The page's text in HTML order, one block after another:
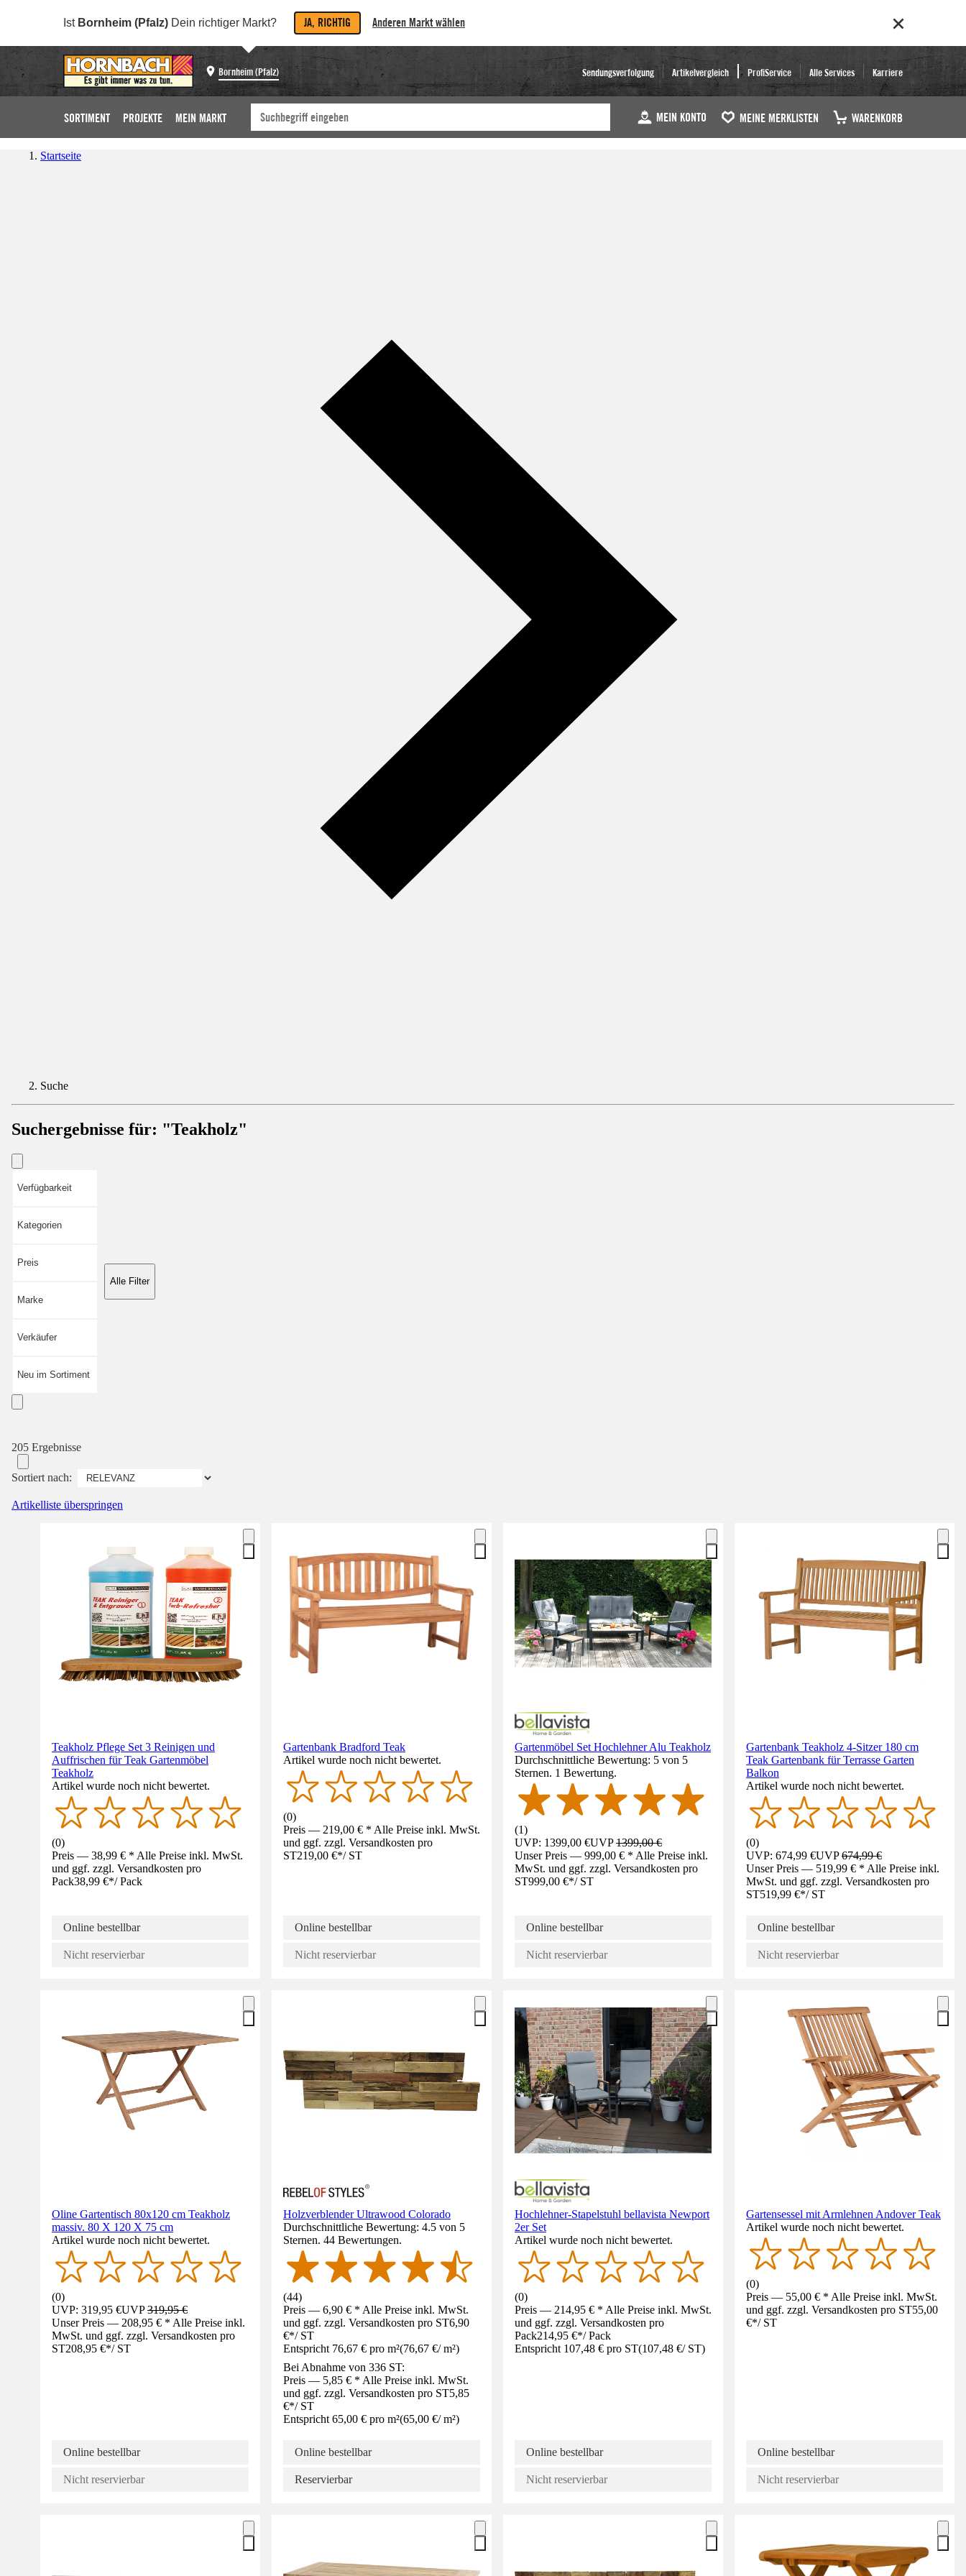
Ist Bornheim (Pfalz) Dein richtiger Markt? JA, RICHTIG Anderen Markt wählen
Bornheim (Pfalz) Sendungsverfolgung Artikelvergleich ProfiService Alle Services Karriere
SORTIMENT PROJEKTE MEIN MARKT MEIN KONTO MEINE MERKLISTEN WARENKORB
Startseite
Suche
Suchergebnisse für: "Teakholz"
Verfügbarkeit
Kategorien
Preis
Marke
Verkäufer
Neu im Sortiment
Alle Filter
205 Ergebnisse
Sortiert nach:
Artikelliste überspringen
Teakholz Pflege Set 3 Reinigen und
Auffrischen für Teak Gartenmöbel
Teakholz
Artikel wurde noch nicht bewertet.
(0)
Preis — 38,99 € * Alle Preise inkl. MwSt.
und ggf. zzgl. Versandkosten pro
Pack38,99 €*/ Pack
Online bestellbar
Nicht reservierbar
Gartenbank Bradford Teak
Artikel wurde noch nicht bewertet.
(0)
Preis — 219,00 € * Alle Preise inkl. MwSt.
und ggf. zzgl. Versandkosten pro
ST219,00 €*/ ST
Online bestellbar
Nicht reservierbar
Gartenmöbel Set Hochlehner Alu Teakholz
Durchschnittliche Bewertung: 5 von 5
Sternen. 1 Bewertung.
(1)
UVP: 1399,00 €UVP1399,00 €
Unser Preis — 999,00 € * Alle Preise inkl.
MwSt. und ggf. zzgl. Versandkosten pro
ST999,00 €*/ ST
Online bestellbar
Nicht reservierbar
Gartenbank Teakholz 4-Sitzer 180 cm
Teak Gartenbank für Terrasse Garten
Balkon
Artikel wurde noch nicht bewertet.
(0)
UVP: 674,99 €UVP674,99 €
Unser Preis — 519,99 € * Alle Preise inkl.
MwSt. und ggf. zzgl. Versandkosten pro
ST519,99 €*/ ST
Online bestellbar
Nicht reservierbar
Oline Gartentisch 80x120 cm Teakholz
massiv. 80 X 120 X 75 cm
Artikel wurde noch nicht bewertet.
(0)
UVP: 319,95 €UVP319,95 €
Unser Preis — 208,95 € * Alle Preise inkl.
MwSt. und ggf. zzgl. Versandkosten pro
ST208,95 €*/ ST
Online bestellbar
Nicht reservierbar
Holzverblender Ultrawood Colorado
Durchschnittliche Bewertung: 4.5 von 5
Sternen. 44 Bewertungen.
(44)
Preis — 6,90 € * Alle Preise inkl. MwSt.
und ggf. zzgl. Versandkosten pro ST6,90
€*/ ST
Entspricht 76,67 € pro m²(76,67 €/ m²)
Bei Abnahme von 336 ST:
Preis — 5,85 € * Alle Preise inkl. MwSt.
und ggf. zzgl. Versandkosten pro ST5,85
€*/ ST
Entspricht 65,00 € pro m²(65,00 €/ m²)
Online bestellbar
Reservierbar
Hochlehner-Stapelstuhl bellavista Newport
2er Set
Artikel wurde noch nicht bewertet.
(0)
Preis — 214,95 € * Alle Preise inkl. MwSt.
und ggf. zzgl. Versandkosten pro
Pack214,95 €*/ Pack
Entspricht 107,48 € pro ST(107,48 €/ ST)
Online bestellbar
Nicht reservierbar
Gartensessel mit Armlehnen Andover Teak
Artikel wurde noch nicht bewertet.
(0)
Preis — 55,00 € * Alle Preise inkl. MwSt.
und ggf. zzgl. Versandkosten pro ST55,00
€*/ ST
Online bestellbar
Nicht reservierbar